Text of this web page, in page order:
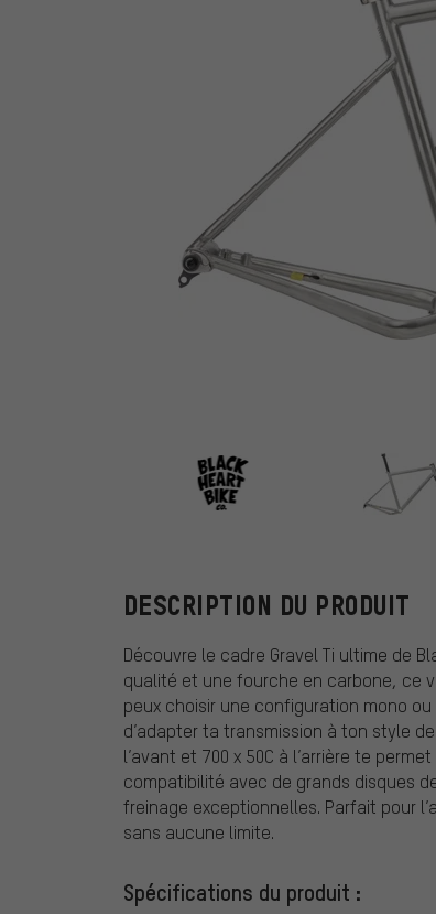
DESCRIPTION DU PRODUIT
Découvre le cadre Gravel Ti ultime de
qualité et une fourche en carbone, ce
peux choisir une configuration mono
d’adapter ta transmission à ton style
l’avant et 700 x 50C à l’arrière te
compatibilité avec de grands disques
freinage exceptionnelles. Parfait pour
sans aucune limite.
Spécifications du produit :